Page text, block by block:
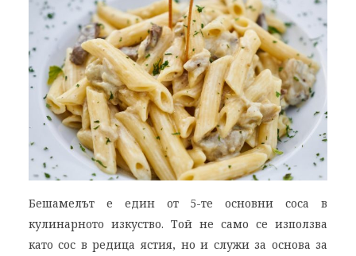
Бешамелът е един от 5-те основни соса в
кулинарното изкуство. Той не само се използва
като сос в редица ястия, но и служи за основа за